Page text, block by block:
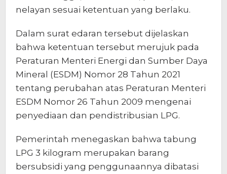
nelayan sesuai ketentuan yang berlaku.
Dalam surat edaran tersebut dijelaskan
bahwa ketentuan tersebut merujuk pada
Peraturan Menteri Energi dan Sumber Daya
Mineral (ESDM) Nomor 28 Tahun 2021
tentang perubahan atas Peraturan Menteri
ESDM Nomor 26 Tahun 2009 mengenai
penyediaan dan pendistribusian LPG.
Pemerintah menegaskan bahwa tabung
LPG 3 kilogram merupakan barang
bersubsidi yang penggunaannya dibatasi